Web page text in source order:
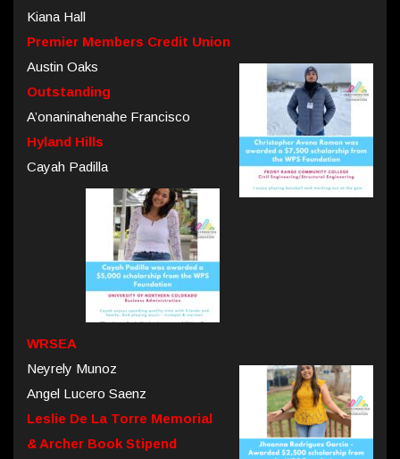
Kiana Hall
Premier Members Credit Union
Austin Oaks
Outstanding
A’onaninahenahe Francisco
Hyland Hills
Cayah Padilla
WRSEA
Neyrely Munoz
Angel Lucero Saenz
Leslie De La Torre Memorial
& Archer Book Stipend